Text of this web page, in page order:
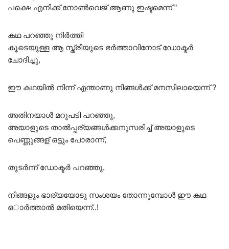
പക്ഷെ എനിക്ക് നോൺവെജ് ആണു ഇഷ്ടമെന്ന് ”
കഥ പറഞ്ഞു നിർത്തി
കൂടെയുള്ള ആ സ്ത്രീയുടെ ഭർത്താവിനോട് ഡോക്ടർ
ചോദിച്ചു,
ഈ കഥയിൽ നിന്ന് എന്താണു നിങ്ങൾക്ക് മനസിലായെന്ന് ?
അതിനയാൾ മറുപടി പറഞ്ഞു,
അയാളുടെ താൽപ്പര്യങ്ങൾക്കനുസരിച്ച് അയാളുടെ
പെണ്ണുങ്ങള് ഒട്ടും പോരാന്ന്,
തുടർന്ന് ഡോക്ടർ പറഞ്ഞു,
നിങ്ങളും ഭാര്യയോടു സംശയം തോന്നുമ്പോൾ ഈ കഥ
ഒാർത്താൽ മതിയെന്ന്..!